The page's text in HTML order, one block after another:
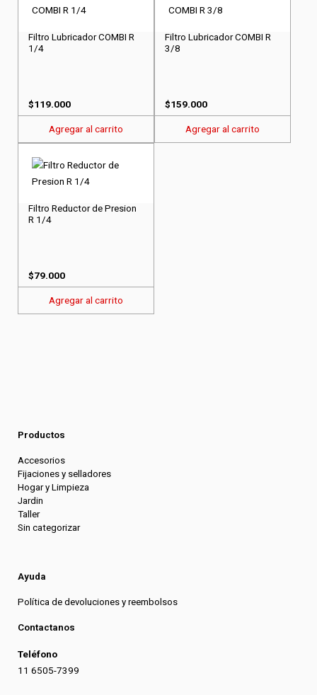
Filtro Lubricador COMBI R
1/4
$119.000
Agregar al carrito
Filtro Lubricador COMBI R
3/8
$159.000
Agregar al carrito
Filtro Reductor de Presion
R 1/4
$79.000
Agregar al carrito
Productos
Accesorios
Fijaciones y selladores
Hogar y Limpieza
Jardin
Taller
Sin categorizar
Ayuda
Política de devoluciones y reembolsos
Contactanos
Teléfono
11 6505-7399